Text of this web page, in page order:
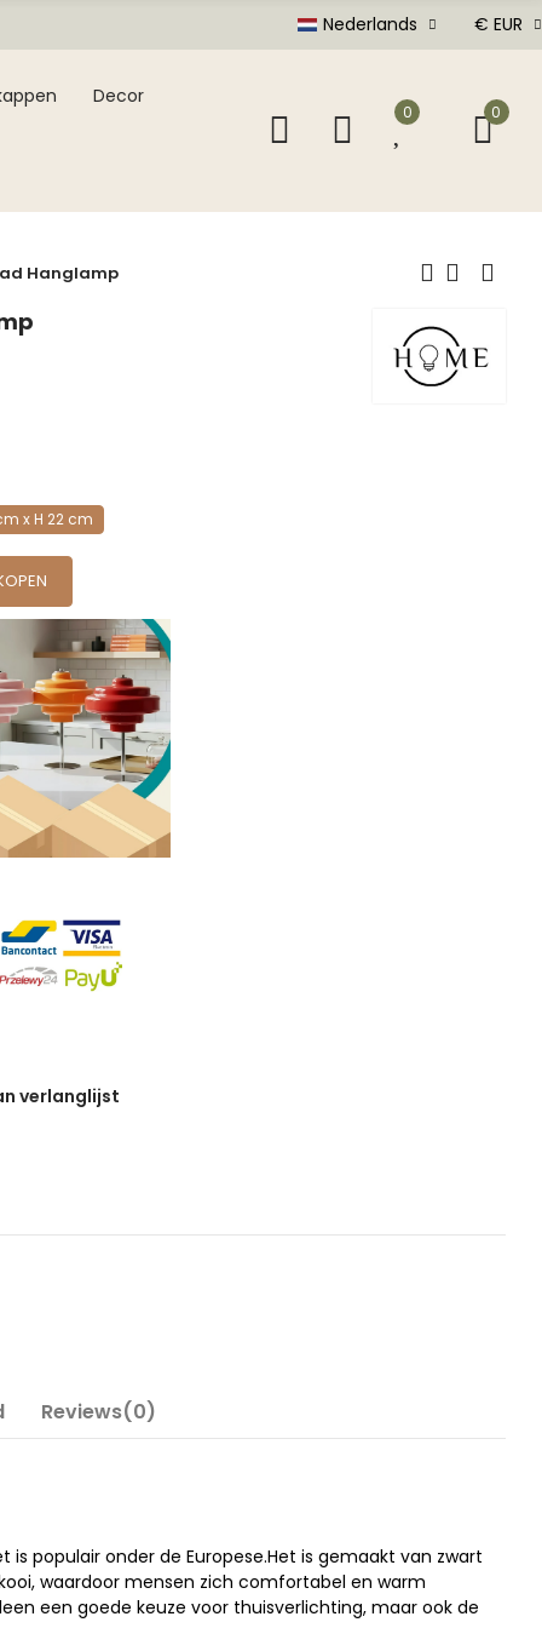
Nederlands € EUR
Decor
0 0
Hanglamp
x H 22 cm
verlanglijst
Reviews(0)
populair onder de Europese.Het is gemaakt van zwart
waardoor mensen zich comfortabel en warm
een goede keuze voor thuisverlichting, maar ook de